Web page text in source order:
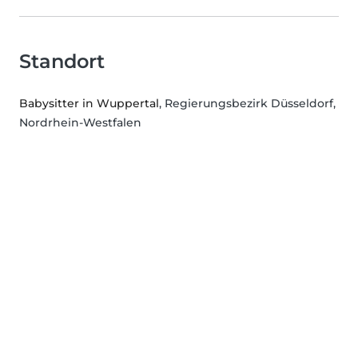
Standort
Babysitter in Wuppertal, Regierungsbezirk Düsseldorf,
Nordrhein-Westfalen